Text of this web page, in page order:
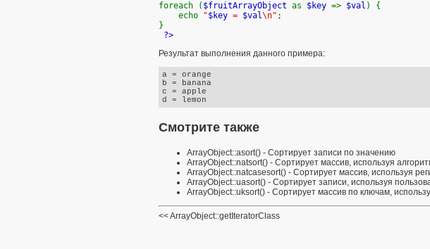
foreach ( $fruitArrayObject as $key => $val ) {
echo
"$key = $val\n" ;
}
?>
Результат выполнения данного примера:
a = orange
b = banana
c = apple
Смотрите также
ArrayObject::asort() - Сортирует записи по значению
ArrayObject::natsort() - Сортирует массив, используя
ArrayObject::natcasesort() - Сортирует массив, используя
ArrayObject::uasort() - Сортирует записи, используя
ArrayObject::uksort() - Сортирует массив по ключам,
ArrayObject::getIteratorClass